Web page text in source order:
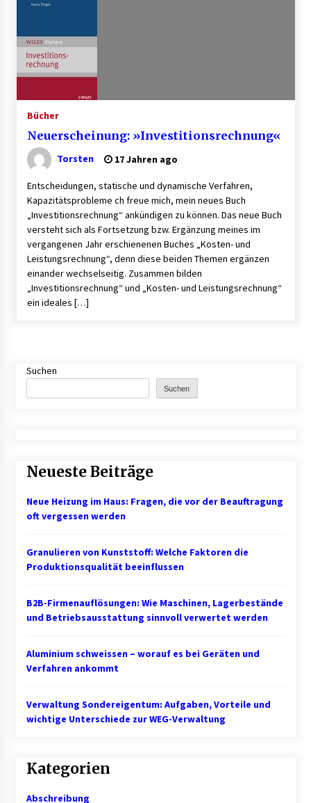
B2B-Firmenauflösungen: Wie Maschinen,
sinnvoll verwertet werden
Aluminium schweissen – worauf es bei
Geräten und Verfahren ankommt
Verwaltung Sondereigentum: Aufgaben,
Vorteile und wichtige Unterschiede zur WEG-
Verwaltung
2 Monaten ago
Professionelle Plastikkarten – der erste
Eindruck, der lange bleibt
Schuldnerberatung: So gewinnen Sie wieder
1. Bestandsmanagement: Den Überblick
behalten
3 Monaten ago
nach einer Kündigung wissen sollten
5 Monaten ago
Mietverwaltung in Karlsruhe: Zuverlässige
Immobilienbetreuung
Bücher
Neuerscheinung: »Investitionsrechnung«
Torsten 17 Jahren ago
Entscheidungen, statische und dynamische Verfahren,
Kapazitätsprobleme ch freue mich, mein neues Buch
„Investitionsrechnung“ ankündigen zu können. Das neue Buch
versteht sich als Fortsetzung bzw. Ergänzung meines im
vergangenen Jahr erschienenen Buches „Kosten- und
Leistungsrechnung“, denn diese beiden Themen ergänzen
einander wechselseitig. Zusammen bilden
„Investitionsrechnung“ und „Kosten- und Leistungsrechnung“
ein ideales […]
Suchen
Suchen
Neueste Beiträge
Neue Heizung im Haus: Fragen, die vor der Beauftragung
oft vergessen werden
Granulieren von Kunststoff: Welche Faktoren die
Produktionsqualität beeinflussen
B2B-Firmenauflösungen: Wie Maschinen, Lagerbestände
und Betriebsausstattung sinnvoll verwertet werden
Aluminium schweissen – worauf es bei Geräten und
Verfahren ankommt
Verwaltung Sondereigentum: Aufgaben, Vorteile und
wichtige Unterschiede zur WEG-Verwaltung
Kategorien
Abschreibung